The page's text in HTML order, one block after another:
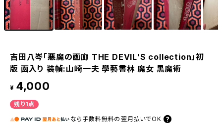
吉田八岑「悪魔の画廊 THE DEVIL'S collection」初
版 函入り 装幀:山崎一夫 學藝書林 魔女 黒魔術
¥ 4,000
残り1点
なら 手数料無料の 翌月払いでOK